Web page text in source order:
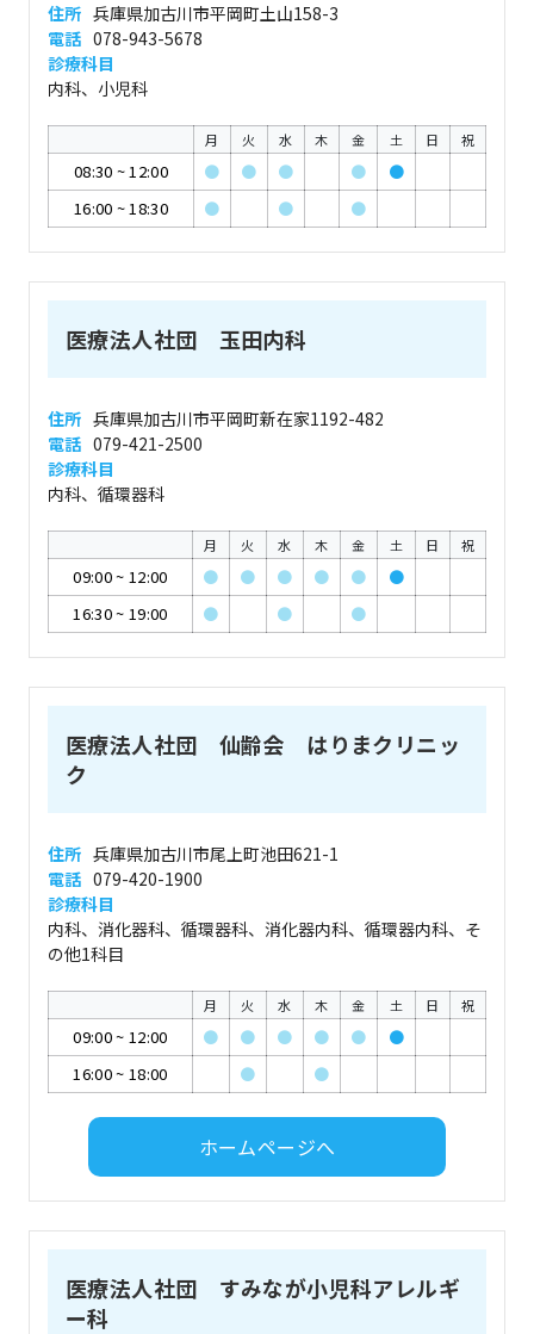
住所 兵庫県加古川市平岡町土山158-3
電話 078-943-5678
診療科目
内科、小児科
月 火 水 木 金 土 日 祝
08:30 ~12:00 ● ● ● ●
●
16:00 ~18:30 ● ● ●
医療法人社団 玉田内科
住所 兵庫県加古川市平岡町新在家1192-482
電話 079-421-2500
診療科目
内科、循環器科
月 火 水 木 金 土 日 祝
09:00~ 12:00 ● ● ● ● ●
●
16:30~ 19:00 ● ● ●
医療法人社団 仙齢会 はりまクリニッ
ク
住所 兵庫県加古川市尾上町池田621-1
電話 079-420-1900
診療科目
内科、消化器科、循環器科、消化器内科、循環器内科、そ
の他1科目
月 火 水 木 金 土 日 祝
09:00~ 12:00 ● ● ● ● ●
●
16:00~ 18:00 ● ●
ホームページへ
医療法人社団 すみなが小児科アレルギ
ー科